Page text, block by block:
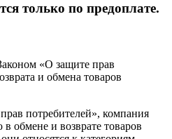
только по предоплате.
«О защите прав
и обмена товаров
потребителей», компания
обмене и возврате товаров